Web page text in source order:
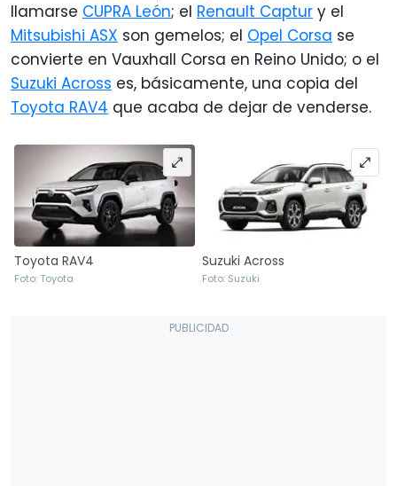
llamarse CUPRA León; el Renault Captur y el
Mitsubishi ASX son gemelos; el Opel Corsa se
convierte en Vauxhall Corsa en Reino Unido; o el
Suzuki Across es, básicamente, una copia del
Toyota RAV4 que acaba de dejar de venderse.
Toyota RAV4
Foto: Toyota
Suzuki Across
Foto: Suzuki